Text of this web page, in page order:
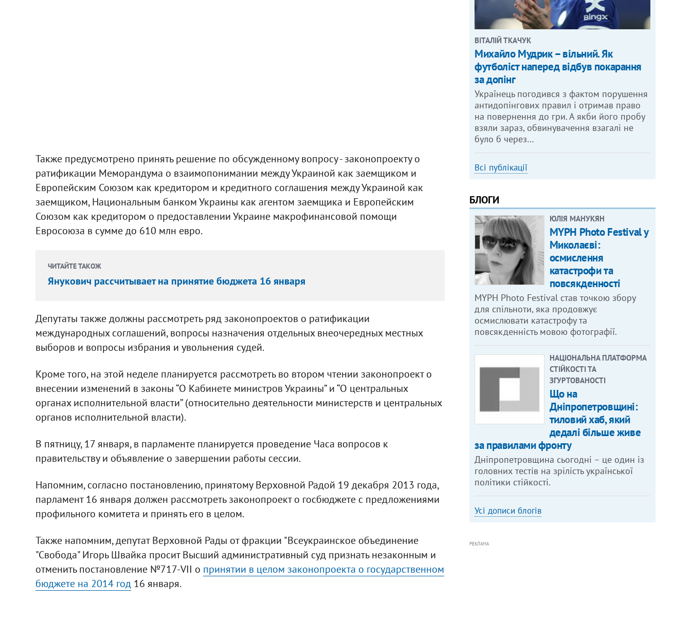
Также предусмотрено принять решение по обсужденному вопросу - законопроекту о
ратификации Меморандума о взаимопонимании между Украиной как заемщиком и
Европейским Союзом как кредитором и кредитного соглашения между Украиной как
заемщиком, Национальным банком Украины как агентом заемщика и Европейским
Союзом как кредитором о предоставлении Украине макрофинансовой помощи
Евросоюза в сумме до 610 млн евро.
ЧИТАЙТЕ ТАКОЖ
Янукович рассчитывает на принятие бюджета 16 января
Депутаты также должны рассмотреть ряд законопроектов о ратификации
международных соглашений, вопросы назначения отдельных внеочередных местных
выборов и вопросы избрания и увольнения судей.
Кроме того, на этой неделе планируется рассмотреть во втором чтении законопроект о
внесении изменений в законы “О Кабинете министров Украины” и “О центральных
органах исполнительной власти” (относительно деятельности министерств и центральных
органов исполнительной власти).
В пятницу, 17 января, в парламенте планируется проведение Часа вопросов к
правительству и объявление о завершении работы сессии.
Напомним, согласно постановлению, принятому Верховной Радой 19 декабря 2013 года,
парламент 16 января должен рассмотреть законопроект о госбюджете с предложениями
профильного комитета и принять его в целом.
Также напомним, депутат Верховной Рады от фракции "Всеукраинское объединение
"Свобода" Игорь Швайка просит Высший административный суд признать незаконным и
отменить постановление №717-VII о принятии в целом законопроекта о государственном
бюджете на 2014 год16 января.
ВІТАЛІЙ ТКАЧУК
Михайло Мудрик – вільний. Як
футболіст наперед відбув покарання
за допінг
Українець погодився з фактом порушення
антидопінгових правил і отримав право
на повернення до гри. А якби його пробу
взяли зараз, обвинувачення взагалі не
було б через…
Всі публікації
БЛОГИ
ЮЛІЯ МАНУКЯН
MYPH Photo Festival у
Миколаєві:
осмислення
катастрофи та
повсякденності
MYPH Photo Festival став точкою збору
для спільноти, яка продовжує
осмислювати катастрофу та
повсякденність мовою фотографії.
НАЦІОНАЛЬНА ПЛАТФОРМА
СТІЙКОСТІ ТА
ЗГУРТОВАНОСТІ
Що на
Дніпропетровщині:
тиловий хаб, який
дедалі більше живе
за правилами фронту
Дніпропетровщина сьогодні – це один із
головних тестів на зрілість української
політики стійкості.
Усі дописи блогів
РЕКЛАМА